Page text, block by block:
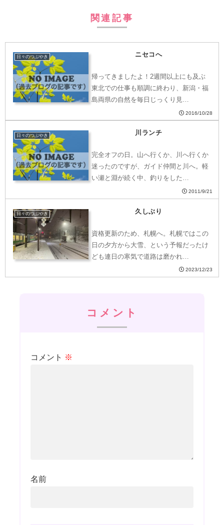
関連記事
日々のつぶやき ニセコへ
帰ってきましたよ！2週間以上にも及ぶ
東北での仕事も順調に終わり、新潟・福
島両県の自然を毎日じっくり見…
2016/10/28
日々のつぶやき 川ランチ
完全オフの日。山へ行くか、川へ行くか
迷ったのですが、ガイド仲間と川へ。軽
い瀬と淵が続く中、釣りをした…
2011/9/21
日々のつぶやき 久しぶり
資格更新のため、札幌へ。札幌ではこの
日の夕方から大雪、という予報だったけ
ども連日の寒気で道路は磨かれ…
2023/12/23
コメント
コメント ※
名前